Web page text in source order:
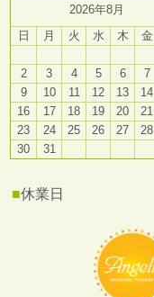
2026年8月
日
月 火 水 木 金
2
3 4 5 6 7
9
10 11 12 13 14
16
17 18 19 20 21
23
24 25 26 27 28
30
31
■休業日